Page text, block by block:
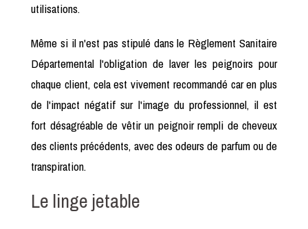
utilisations.
Même si il n'est pas stipulé dans le Règlement Sanitaire
Départemental l'obligation de laver les peignoirs pour
chaque client, cela est vivement recommandé car en plus
de l'impact négatif sur l'image du professionnel, il est
fort désagréable de vêtir un peignoir rempli de cheveux
des clients précédents, avec des odeurs de parfum ou de
transpiration.
Le linge jetable